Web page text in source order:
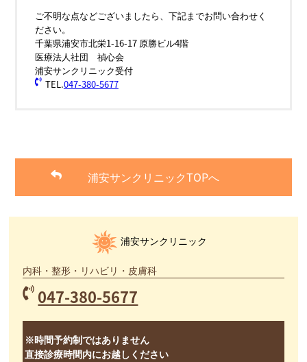
ご不明な点などございましたら、下記までお問い合わせく
ださい。
千葉県浦安市北栄1-16-17 原勝ビル4階
医療法人社団 禎心会
浦安サンクリニック受付
TEL.047-380-5677
浦安サンクリニックTOPへ
浦安サンクリニック
内科・整形・リハビリ・皮膚科
047-380-5677
※時間予約制ではありません
直接診療時間内にお越しください